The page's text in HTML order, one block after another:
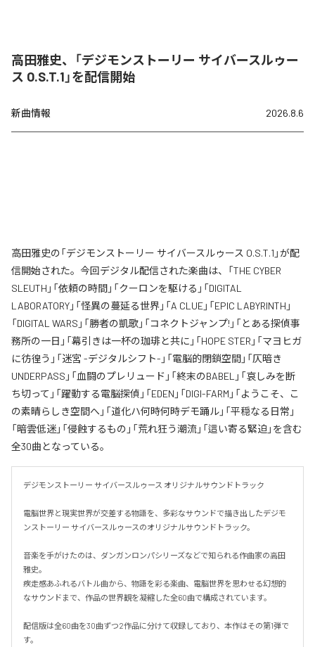
高田雅史、「デジモンストーリー サイバースルゥー
ス O.S.T.1」を配信開始
新曲情報 2026.8.6
高田雅史の「デジモンストーリー サイバースルゥース O.S.T.1」が配
信開始された。今回デジタル配信された楽曲は、「THE CYBER
SLEUTH」「依頼の時間」「クーロンを駆ける」「DIGITAL
LABORATORY」「怪異の蔓延る世界」「A CLUE」「EPIC LABYRINTH」
「DIGITAL WARS」「勝者の凱歌」「コネクトジャンプ!」「とある探偵事
務所の一日」「幕引きは一杯の珈琲と共に」「HOPE STER」「マヨヒガ
に彷徨う」「迷宮 -デジタルシフト-」「電脳的閉鎖空間」「仄暗き
UNDERPASS」「血闘のプレリュード」「終末のBABEL」「哀しみを断
ち切って」「躍動する電脳探偵」「EDEN」「DIGI-FARM」「ようこそ、こ
の素晴らしき空間へ」「道化ハ何時何時デモ踊ル」「平穏なる日常」
「暗雲低迷」「侵蝕するもの」「荒れ狂う潮流」「這い寄る緊迫」を含む
全30曲となっている。
デジモンストーリー サイバースルゥース オリジナルサウンドトラック
電脳世界と現実世界が交差する物語を、多彩なサウンドで描き出したデジモ
ンストーリー サイバースルゥースのオリジナルサウンドトラック。
音楽を手がけたのは、ダンガンロンパシリーズなどで知られる作曲家の高田
雅史。
疾走感あふれるバトル曲から、物語を彩る楽曲、電脳世界を思わせる幻想的
なサウンドまで、作品の世界観を凝縮した全60曲で構成されています。
配信版は全60曲を30曲ずつ2作品に分けて収録しており、本作はその第1弾で
す。